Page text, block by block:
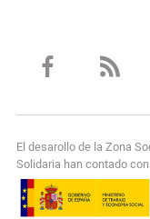
El desarollo de la Zona
Solidaria han contado